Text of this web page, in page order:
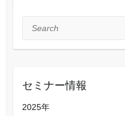
Search
セミナー情報
2025年